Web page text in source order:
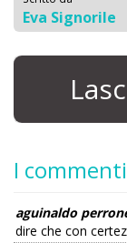
Eva Signorile
I commenti
aguinaldo
dire che con